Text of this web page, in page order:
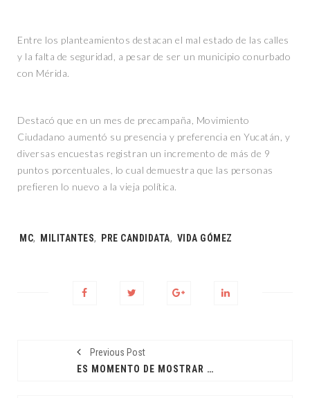
Entre los planteamientos destacan el mal estado de las calles
y la falta de seguridad, a pesar de ser un municipio conurbado
con Mérida.
Destacó que en un mes de precampaña, Movimiento
Ciudadano aumentó su presencia y preferencia en Yucatán, y
diversas encuestas registran un incremento de más de 9
puntos porcentuales, lo cual demuestra que las personas
prefieren lo nuevo a la vieja política.
Tags:
MC, MILITANTES, PRE CANDIDATA, VIDA GÓMEZ
Previous Post
ES MOMENTO DE MOSTRAR EL ORGULLO:GQP